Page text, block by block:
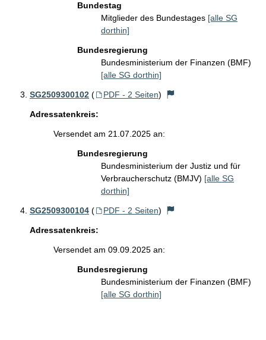
Bundestag
Mitglieder des Bundestages [alle SG
dorthin]
Bundesregierung
Bundesministerium der Finanzen (BMF)
[alle SG dorthin]
SG2509300102 ( PDF - 2 Seiten)
Adressatenkreis:
Versendet am 21.07.2025 an:
Bundesregierung
Bundesministerium der Justiz und für
Verbraucherschutz (BMJV) [alle SG
dorthin]
SG2509300104 ( PDF - 2 Seiten)
Adressatenkreis:
Versendet am 09.09.2025 an:
Bundesregierung
Bundesministerium der Finanzen (BMF)
[alle SG dorthin]